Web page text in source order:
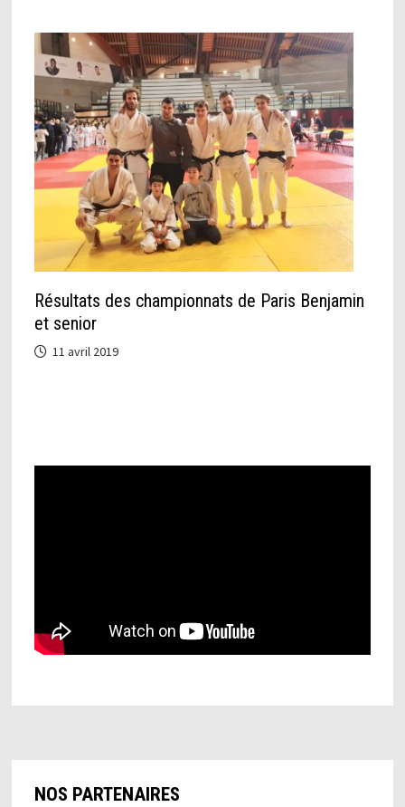
Résultats des championnats de Paris Benjamin
et senior
11 avril 2019
NOS PARTENAIRES